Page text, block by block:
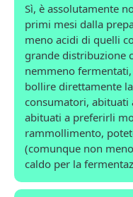
Sì, è assolutamente
primi mesi dalla
meno acidi di quelli
grande distribuzione
nemmeno
bollire direttamente
consumatori, abituati
abituati a preferirli
rammollimento,
(comunque non
caldo per la